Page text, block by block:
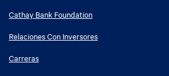
Contact Me & Apply Online
Cathay Bank Foundation
Relaciones Con Inversores
Carreras